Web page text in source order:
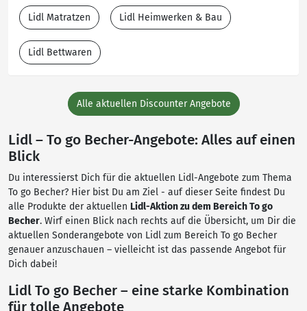
Lidl Matratzen Lidl Heimwerken & Bau
Lidl Bettwaren
Alle aktuellen Discounter Angebote
Lidl – To go Becher-Angebote: Alles auf einen
Blick
Du interessierst Dich für die aktuellen Lidl-Angebote zum Thema
To go Becher? Hier bist Du am Ziel - auf dieser Seite findest Du
alle Produkte der aktuellen Lidl-Aktion zu dem Bereich To go
Becher. Wirf einen Blick nach rechts auf die Übersicht, um Dir die
aktuellen Sonderangebote von Lidl zum Bereich To go Becher
genauer anzuschauen – vielleicht ist das passende Angebot für
Dich dabei!
Lidl To go Becher – eine starke Kombination
für tolle Angebote